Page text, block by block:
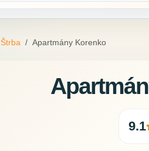
Štrba Apartmány Korenko
9.1